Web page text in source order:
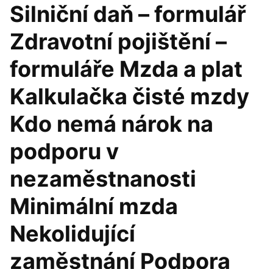
Silniční daň – formulář
Zdravotní pojištění –
formuláře Mzda a plat
Kalkulačka čisté mzdy
Kdo nemá nárok na
podporu v
nezaměstnanosti
Minimální mzda
Nekolidující
zaměstnání Podpora